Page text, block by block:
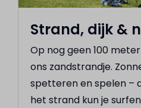
Strand, dijk &
Op nog geen 100
ons zandstrandje.
spetteren en spelen –
het strand kun je